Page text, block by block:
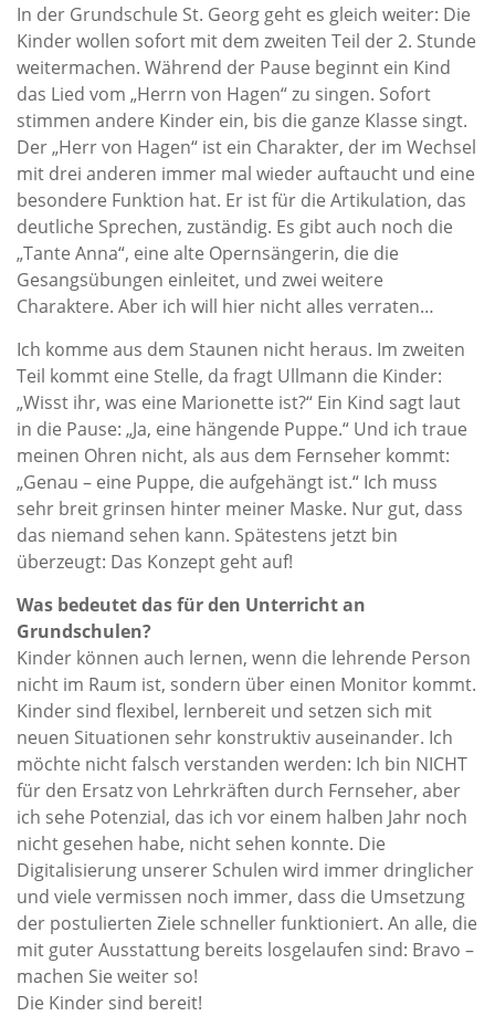
In der Grundschule St. Georg geht es gleich weiter: Die
Kinder wollen sofort mit dem zweiten Teil der 2. Stunde
weitermachen. Während der Pause beginnt ein Kind
das Lied vom „Herrn von Hagen“ zu singen. Sofort
stimmen andere Kinder ein, bis die ganze Klasse singt.
Der „Herr von Hagen“ ist ein Charakter, der im Wechsel
mit drei anderen immer mal wieder auftaucht und eine
besondere Funktion hat. Er ist für die Artikulation, das
deutliche Sprechen, zuständig. Es gibt auch noch die
„Tante Anna“, eine alte Opernsängerin, die die
Gesangsübungen einleitet, und zwei weitere
Charaktere. Aber ich will hier nicht alles verraten…
Ich komme aus dem Staunen nicht heraus. Im zweiten
Teil kommt eine Stelle, da fragt Ullmann die Kinder:
„Wisst ihr, was eine Marionette ist?“ Ein Kind sagt laut
in die Pause: „Ja, eine hängende Puppe.“ Und ich traue
meinen Ohren nicht, als aus dem Fernseher kommt:
„Genau – eine Puppe, die aufgehängt ist.“ Ich muss
sehr breit grinsen hinter meiner Maske. Nur gut, dass
das niemand sehen kann. Spätestens jetzt bin
überzeugt: Das Konzept geht auf!
Was bedeutet das für den Unterricht an
Grundschulen?
Kinder können auch lernen, wenn die lehrende Person
nicht im Raum ist, sondern über einen Monitor kommt.
Kinder sind flexibel, lernbereit und setzen sich mit
neuen Situationen sehr konstruktiv auseinander. Ich
möchte nicht falsch verstanden werden: Ich bin NICHT
für den Ersatz von Lehrkräften durch Fernseher, aber
ich sehe Potenzial, das ich vor einem halben Jahr noch
nicht gesehen habe, nicht sehen konnte. Die
Digitalisierung unserer Schulen wird immer dringlicher
und viele vermissen noch immer, dass die Umsetzung
der postulierten Ziele schneller funktioniert. An alle, die
mit guter Ausstattung bereits losgelaufen sind: Bravo –
machen Sie weiter so!
Die Kinder sind bereit!